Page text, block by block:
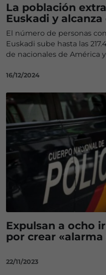
La población
Euskadi y alcanza
El número de personas
Euskadi sube hasta las
de nacionales de América
16/12/2024
Expulsan a ocho
por crear «alarma
22/11/2023